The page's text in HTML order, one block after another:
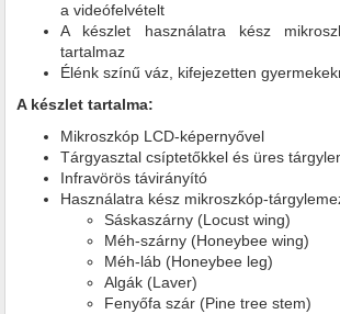
a videófelvételt
A készlet használatra kész
tartalmaz
Élénk színű váz, kifejezetten
A készlet tartalma:
Mikroszkóp LCD-képernyővel
Tárgyasztal csíptetőkkel és üres
Infravörös távirányító
Használatra kész mikroszkóp-
Sáskaszárny (Locust wing)
Méh-szárny (Honeybee wing)
Méh-láb (Honeybee leg)
Algák (Laver)
Fenyőfa szár (Pine tree stem)